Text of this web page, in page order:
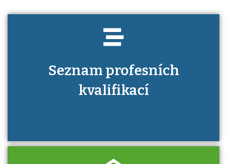
Seznam profesních
kvalifikací